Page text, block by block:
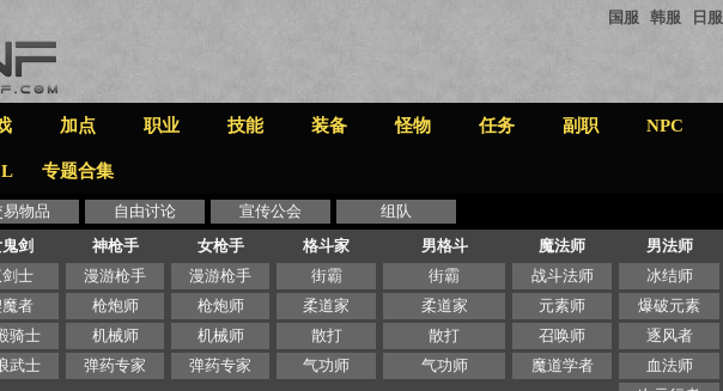
国服 韩服 日服
加点 职业 技能 装备 怪物 任务 副职 NPC
专题合集
易物品 自由讨论 宣传公会
组队
剑
士
者
骑士
武士
神枪手
漫游枪手
枪炮师
机械师
弹药专家
女枪手
漫游枪手
枪炮师
机械师
弹药专家
格斗家
街霸
柔道家
散打
气功师
男格斗
街霸
柔道家
散打
气功师
魔法师
战斗法师
元素师
召唤师
魔道学者
男法师
冰结师
爆破元素
逐风者
血法师